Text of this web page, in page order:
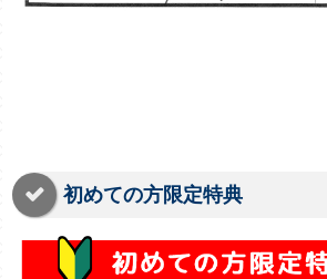
初めての方限定特典